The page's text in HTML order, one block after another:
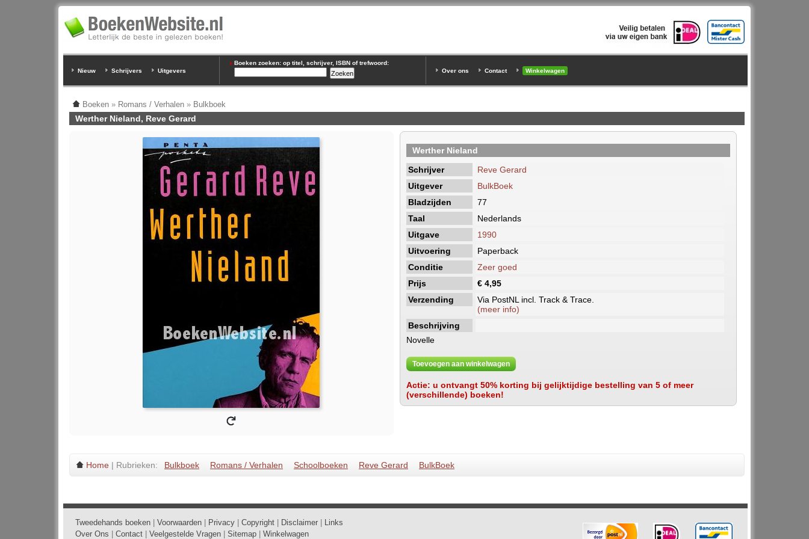
Nieuw Schrijvers Uitgevers
Boeken zoeken: op titel, schrijver, ISBN of trefwoord:
Over ons
Contact Winkelwagen
Boeken » Romans / Verhalen » Bulkboek
Werther Nieland, Reve Gerard
Werther Nieland
Schrijver
Reve Gerard
Uitgever
BulkBoek
Bladzijden
77
Taal
Nederlands
Uitgave
1990
Uitvoering
Paperback
Conditie
Zeer goed
Prijs
€ 4,95
Verzending
Via PostNL incl. Track & Trace.
(meer info)
Beschrijving
Novelle
Toevoegen aan winkelwagen
Actie: u ontvangt 50% korting bij gelijktijdige bestelling van 5 of meer
(verschillende) boeken!
Home | Rubrieken: Bulkboek Romans / Verhalen Schoolboeken Reve Gerard BulkBoek
Tweedehands boeken Voorwaarden Privacy Copyright Disclaimer
Links
Over Ons
Contact Veelgestelde Vragen Sitemap Winkelwagen